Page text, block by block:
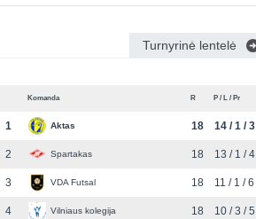
Turnyrinė lentelė
Komanda R P / L / Pr
1 Aktas 18 14 / 1 / 3
2 Spartakas 18 13 / 1 / 4
3 VDA Futsal 18 11 / 1 / 6
4 Vilniaus kolegija 18 10 / 3 / 5